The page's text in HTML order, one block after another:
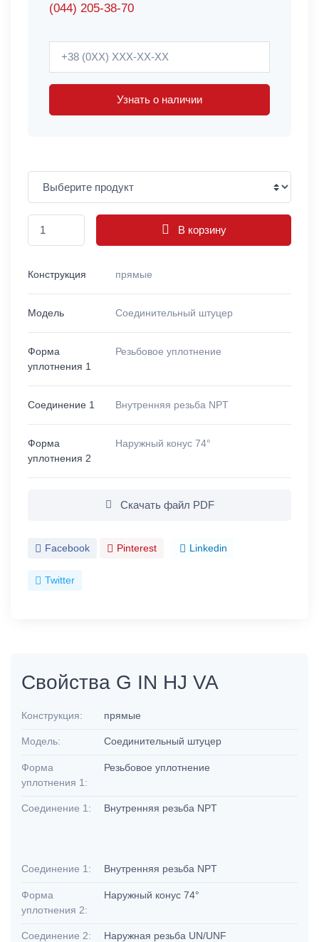
(044) 205-38-70
Узнать о наличии
В корзину
Конструкция прямые
Модель Соединительный штуцер
Форма
уплотнения 1
Резьбовое уплотнение
Соединение 1 Внутренняя резьба NPT
Форма
уплотнения 2
Наружный конус 74°
Скачать файл PDF
Facebook Pinterest Linkedin
Twitter
Свойства G IN HJ VA
Конструкция: прямые
Модель: Соединительный штуцер
Форма
уплотнения 1:
Резьбовое уплотнение
Соединение 1: Внутренняя резьба NPT
Соединение 1: Внутренняя резьба NPT
Форма
уплотнения 2:
Наружный конус 74°
Соединение 2: Наружная резьба UN/UNF